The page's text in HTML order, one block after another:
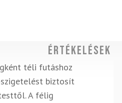
Értékelések
téli futáshoz
biztosít
A félig